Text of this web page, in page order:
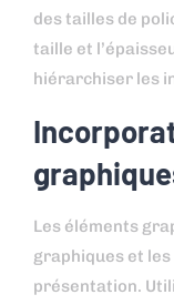
des tailles de
taille et
hiérarchiser les
Les éléments
graphiques et
présentation.